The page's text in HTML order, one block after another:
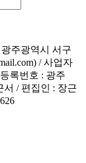
주광역시 서구
/ 사업자
록번호 : 광주
서 / 편집인 : 장근